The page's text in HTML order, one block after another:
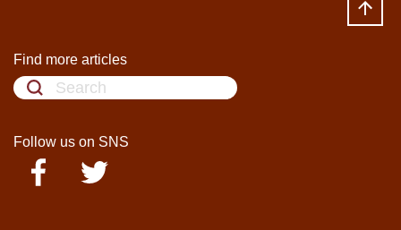
Find more articles
Follow us on SNS